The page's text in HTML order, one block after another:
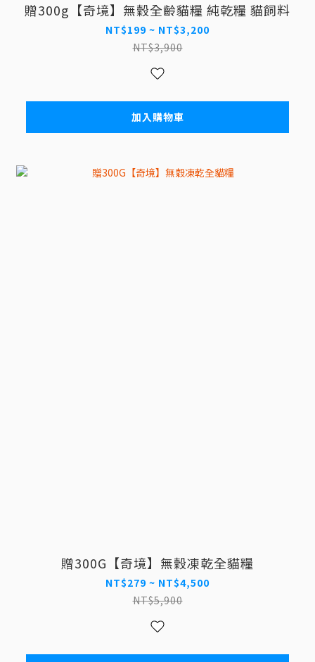
贈300g【奇境】無穀全齡貓糧 純乾糧 貓飼料
NT$199 ~ NT$3,200
NT$3,900
加入購物車
贈300G【奇境】無穀凍乾全貓糧
NT$279 ~ NT$4,500
NT$5,900